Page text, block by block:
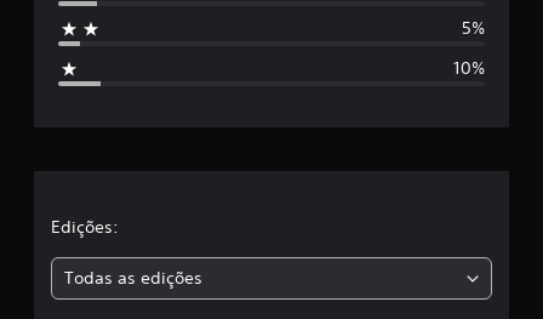
5%
10%
Edições:
Todas as edições